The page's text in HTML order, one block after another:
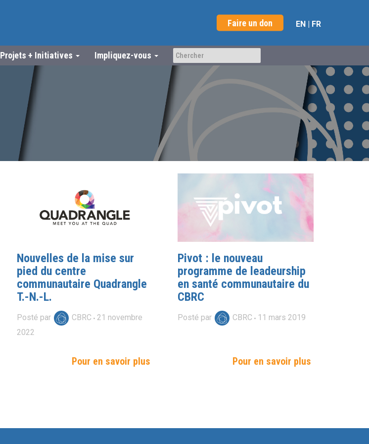
Faire un don EN | FR
Projets + Initiatives Impliquez-vous
Nouvelles de la mise sur
pied du centre
communautaire Quadrangle
T.-N.-L.
Posté par CBRC 21 novembre
2022
Pour en savoir plus
Pivot : le nouveau
programme de leadeurship
en santé communautaire du
CBRC
Posté par CBRC 11 mars 2019
Pour en savoir plus